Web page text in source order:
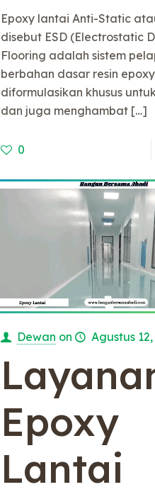
Epoxy lantai Anti-Static
disebut ESD (Electrostatic
Flooring adalah sistem
berbahan dasar resin
diformulasikan khusus
dan juga menghambat[…]
0
Dewan on Agustus
Epoxy
Lantai